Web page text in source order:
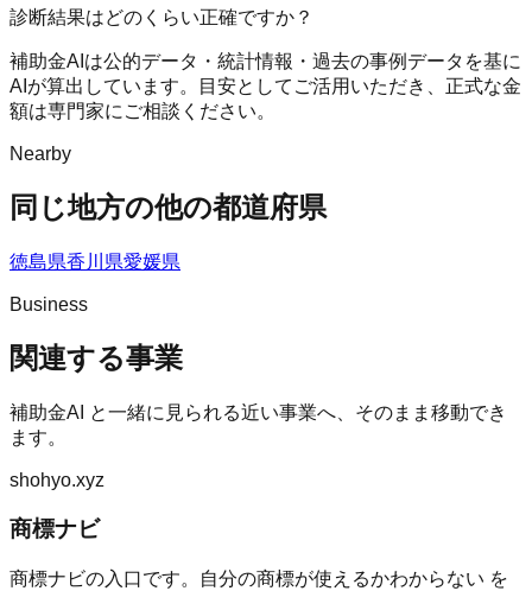
診断結果はどのくらい正確ですか？
補助金AIは公的データ・統計情報・過去の事例データを基に
AIが算出しています。目安としてご活用いただき、正式な金
額は専門家にご相談ください。
Nearby
同じ地方の他の都道府県
徳島県香川県愛媛県
Business
関連する事業
補助金AI
と一緒に見られる近い事業へ、そのまま移動でき
ます。
shohyo.xyz
商標ナビ
商標ナビの入口です。自分の商標が使えるかわからない を